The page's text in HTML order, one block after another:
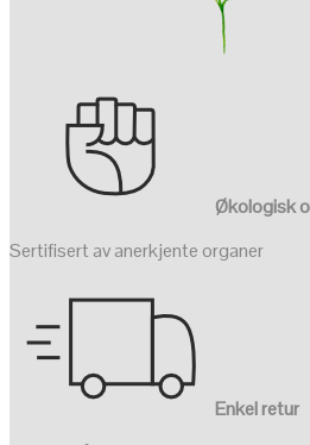
Økologisk
Sertifisert av anerkjente organer
Enkel retur